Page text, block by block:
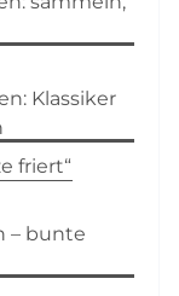
Klassiker
friert“
– bunte